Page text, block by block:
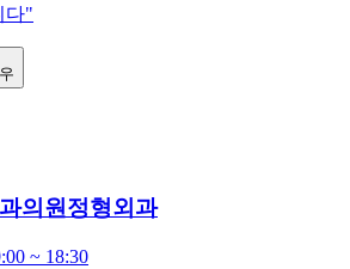
다"
의원 정형외과
~ 18:30